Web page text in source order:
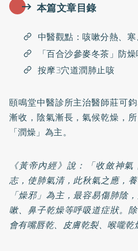
本篇文章目錄
中醫觀點：咳嗽分熱、
「百合沙參麥冬茶」防
按摩3穴道潤肺止咳
頤鳴堂中醫診所主治醫師莊可
漸收，陰氣漸長，氣候乾燥，
「潤燥」為主。
《黃帝內經》說：「收斂神
志，使肺氣清，此秋氣之應，
「燥邪」為主，最容易傷肺陰
嗽、鼻子乾燥等呼吸道症狀。
會有嘴唇乾、皮膚乾裂、喉嚨乾